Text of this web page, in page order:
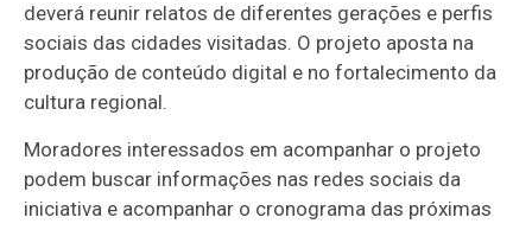
deverá reunir relatos de diferentes gerações e perfis
sociais das cidades visitadas. O projeto aposta na
produção de conteúdo digital e no fortalecimento da
cultura regional.
Moradores interessados em acompanhar o projeto
podem buscar informações nas redes sociais da
iniciativa e acompanhar o cronograma das próximas